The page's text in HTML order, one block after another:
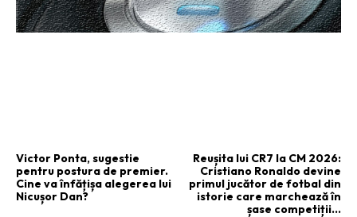
Victor Ponta, sugestie
pentru postura de premier.
Cine va înfățișa alegerea lui
Nicușor Dan?
Reușita lui CR7 la CM 2026:
Cristiano Ronaldo devine
primul jucător de fotbal din
istorie care marchează în
șase competiții…